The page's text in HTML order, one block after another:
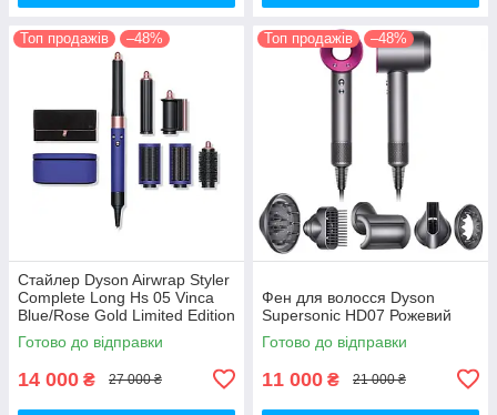
Топ продажів –48%
Cтайлер Dyson Airwrap Styler
Complete Long Hs 05 Vinca
Blue/Rose Gold Limited Edition
Готово до відправки
14 000 ₴ 27 000 ₴
Топ продажів –48%
Фен для волосся Dyson
Supersonic HD07 Рожевий
Готово до відправки
11 000 ₴ 21 000 ₴